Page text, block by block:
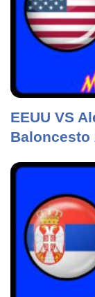
EEUU VS
Baloncesto